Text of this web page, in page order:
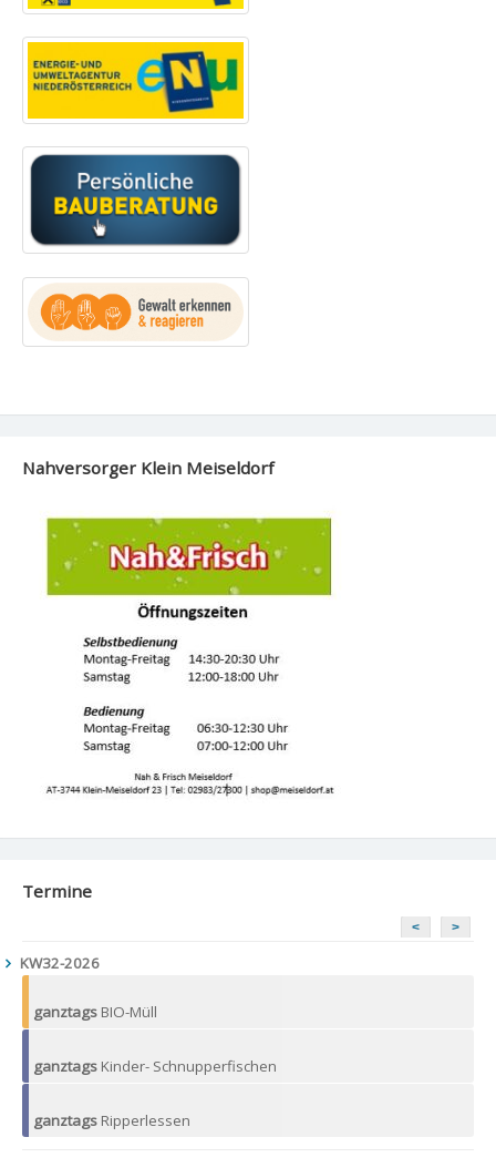
Nahversorger Klein Meiseldorf
Termine
< >
KW32-2026
ganztags BIO-Müll
ganztags Kinder- Schnupperfischen
ganztags Ripperlessen